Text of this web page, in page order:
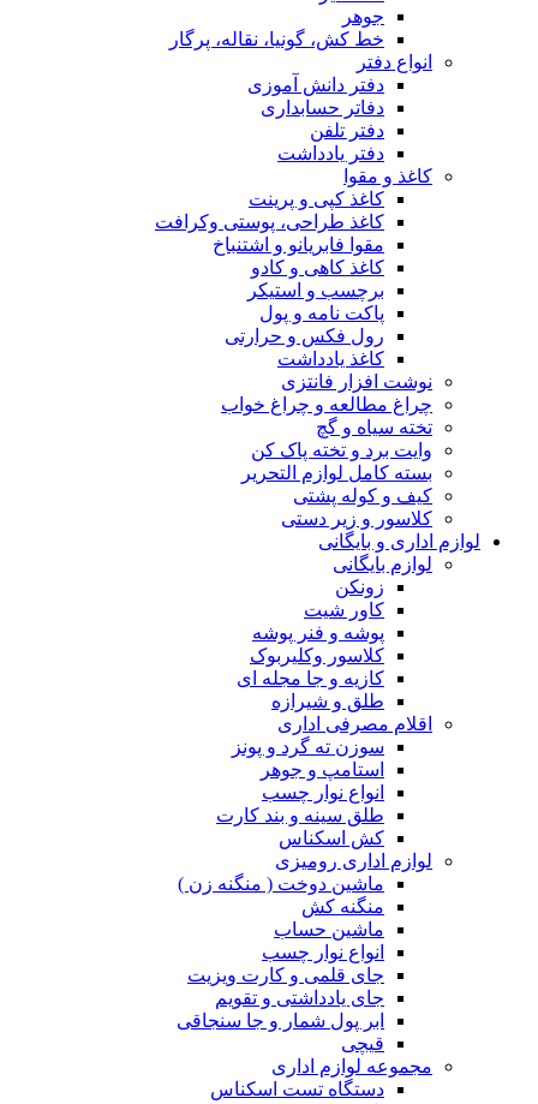
جوهر
خط کش، گونیا، نقاله، پرگار
انواع دفتر
دفتر دانش آموزی
دفاتر حسابداری
دفتر تلفن
دفتر یادداشت
کاغذ و مقوا
کاغذ کپی و پرینت
کاغذ طراحی، پوستی وکرافت
مقوا فابریانو و اشتنباخ
کاغذ کاهی و کادو
برچسب و استیکر
پاکت نامه و پول
رول فکس و حرارتی
کاغذ یادداشت
نوشت افزار فانتزی
چراغ مطالعه و چراغ خواب
تخته سیاه و گچ
وایت برد و تخته پاک کن
بسته کامل لوازم التحریر
کیف و کوله پشتی
کلاسور و زیر دستی
لوازم اداری و بایگانی
لوازم بایگانی
زونکن
کاور شیت
پوشه و فنر پوشه
کلاسور وکلیربوک
کازیه و جا مجله ای
طلق و شیرازه
اقلام مصرفی اداری
سوزن ته گرد و پونز
استامپ و جوهر
انواع نوار چسب
طلق سینه و بند کارت
کش اسکناس
لوازم اداری رومیزی
ماشین دوخت ( منگنه زن )
منگنه کش
ماشین حساب
انواع نوار چسب
جای قلمی و کارت ویزیت
جای یادداشتی و تقویم
ابر پول شمار و جا سنجاقی
قیچی
مجموعه لوازم اداری
دستگاه تست اسکناس